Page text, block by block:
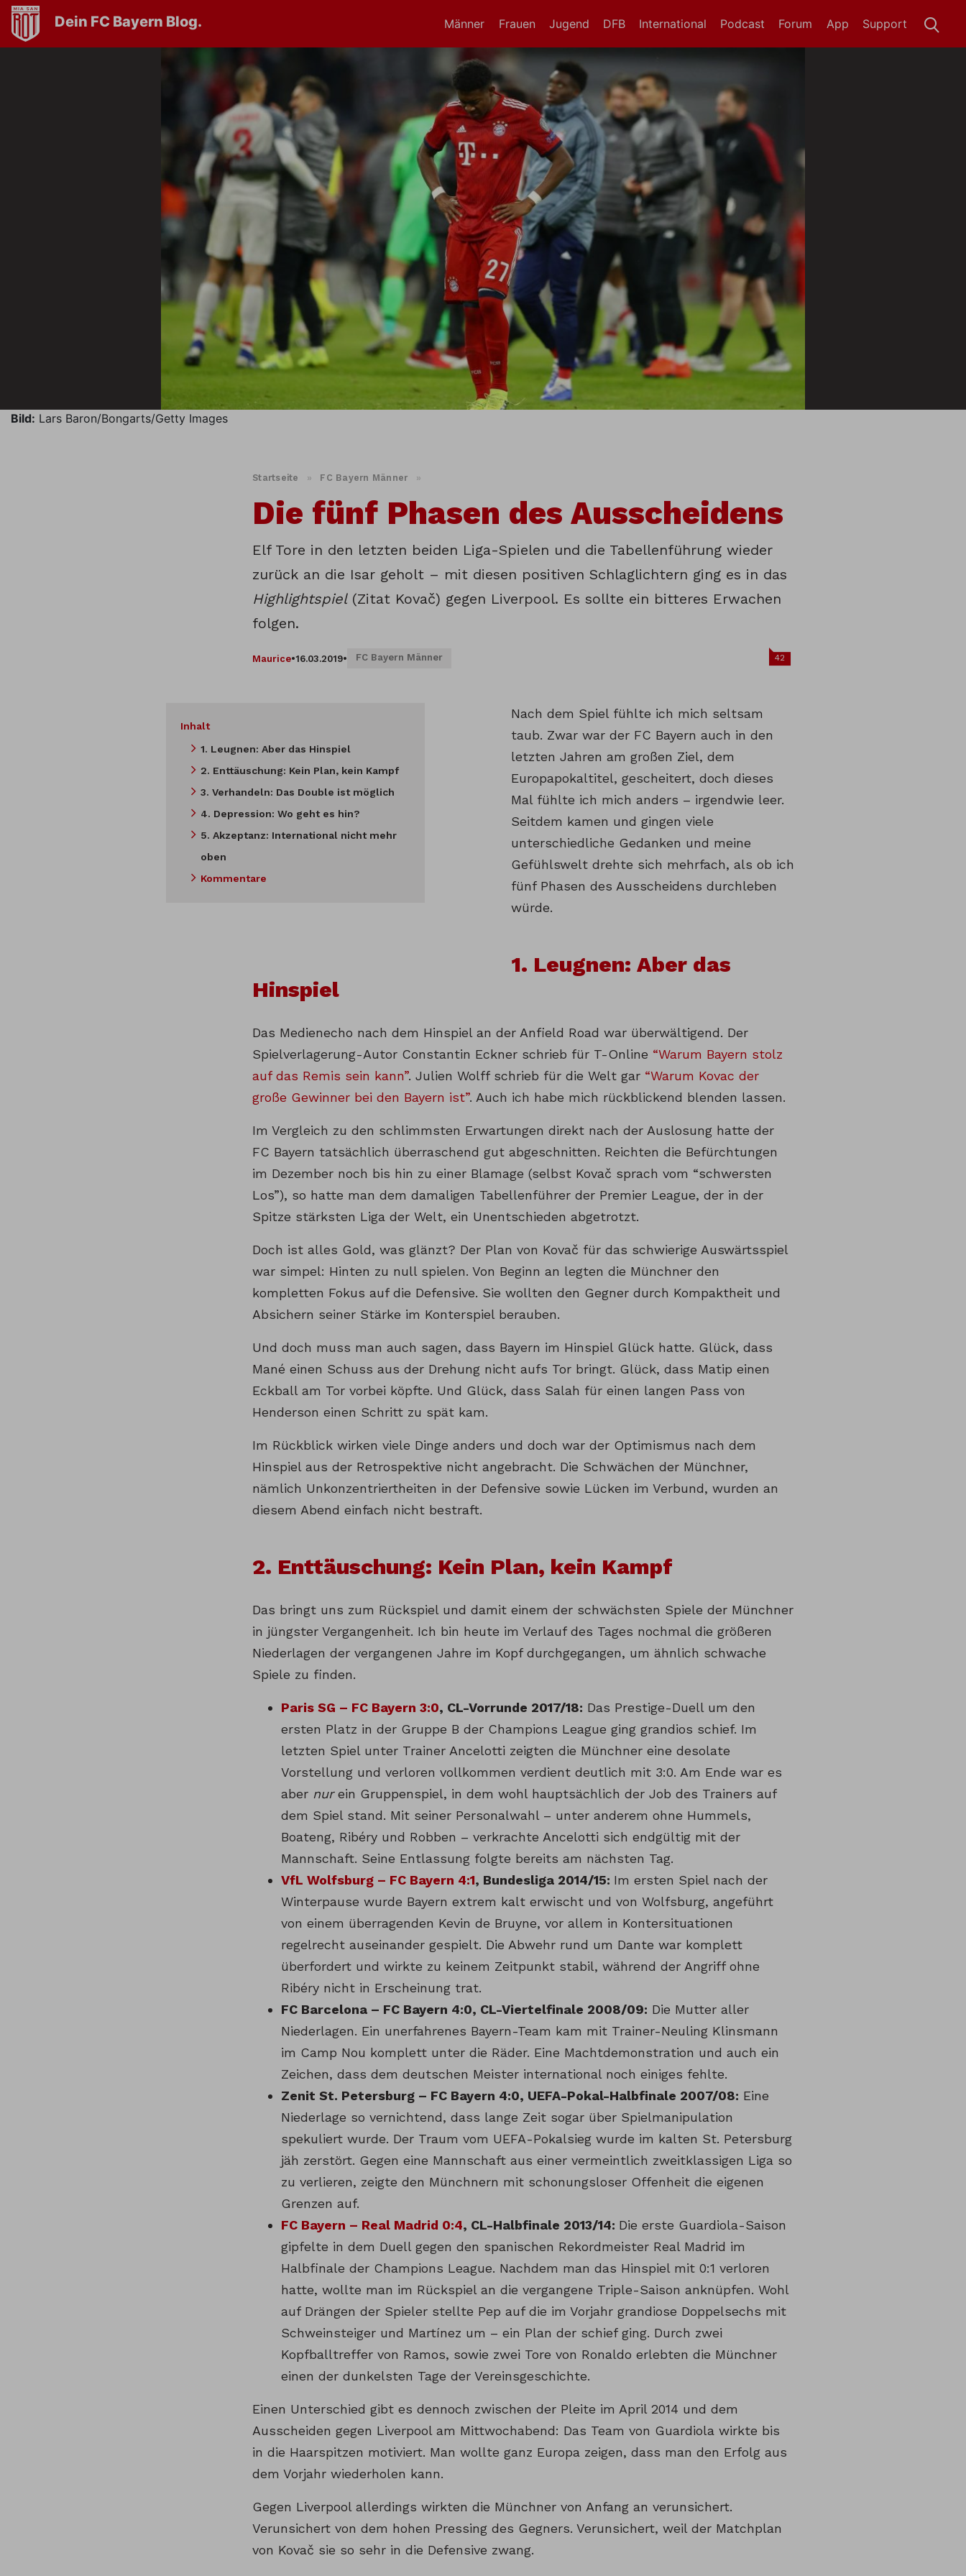
Dein FC Bayern Blog. Männer Frauen Jugend DFB International Support
App
Forum
Podcast
Bild: Lars Baron/Bongarts/Getty Images
Startseite » FC Bayern Männer »
Die fünf Phasen des Ausscheidens
Elf Tore in den letzten beiden Liga-Spielen und die Tabellenführung wieder
zurück an die Isar geholt – mit diesen positiven Schlaglichtern ging es in das
Highlightspiel(Zitat Kovač) gegen Liverpool. Es sollte ein bitteres Erwachen
folgen.
Maurice•16.03.2019• FC Bayern Männer 42
Inhalt
1. Leugnen: Aber das Hinspiel
2. Enttäuschung: Kein Plan, kein Kampf
3. Verhandeln: Das Double ist möglich
4. Depression: Wo geht es hin?
5. Akzeptanz: International nicht mehr
oben
Kommentare
Nach dem Spiel fühlte ich mich seltsam
taub. Zwar war der FC Bayern auch in den
letzten Jahren am großen Ziel, dem
Europapokaltitel, gescheitert, doch dieses
Mal fühlte ich mich anders – irgendwie leer.
Seitdem kamen und gingen viele
unterschiedliche Gedanken und meine
Gefühlswelt drehte sich mehrfach, als ob ich
fünf Phasen des Ausscheidens durchleben
würde.
1. Leugnen: Aber das
Hinspiel
Das Medienecho nach dem Hinspiel an der Anfield Road war überwältigend. Der
Spielverlagerung-Autor Constantin Eckner schrieb für T-Online “Warum Bayern stolz
auf das Remis sein kann”. Julien Wolff schrieb für die Welt gar “Warum Kovac der
große Gewinner bei den Bayern ist”. Auch ich habe mich rückblickend blenden lassen.
Im Vergleich zu den schlimmsten Erwartungen direkt nach der Auslosung hatte der
FC Bayern tatsächlich überraschend gut abgeschnitten. Reichten die Befürchtungen
im Dezember noch bis hin zu einer Blamage (selbst Kovač sprach vom “schwersten
Los”), so hatte man dem damaligen Tabellenführer der Premier League, der in der
Spitze stärksten Liga der Welt, ein Unentschieden abgetrotzt.
Doch ist alles Gold, was glänzt? Der Plan von Kovač für das schwierige Auswärtsspiel
war simpel: Hinten zu null spielen. Von Beginn an legten die Münchner den
kompletten Fokus auf die Defensive. Sie wollten den Gegner durch Kompaktheit und
Absichern seiner Stärke im Konterspiel berauben.
Und doch muss man auch sagen, dass Bayern im Hinspiel Glück hatte. Glück, dass
Mané einen Schuss aus der Drehung nicht aufs Tor bringt. Glück, dass Matip einen
Eckball am Tor vorbei köpfte. Und Glück, dass Salah für einen langen Pass von
Henderson einen Schritt zu spät kam.
Im Rückblick wirken viele Dinge anders und doch war der Optimismus nach dem
Hinspiel aus der Retrospektive nicht angebracht. Die Schwächen der Münchner,
nämlich Unkonzentriertheiten in der Defensive sowie Lücken im Verbund, wurden an
diesem Abend einfach nicht bestraft.
2. Enttäuschung: Kein Plan, kein Kampf
Das bringt uns zum Rückspiel und damit einem der schwächsten Spiele der Münchner
in jüngster Vergangenheit. Ich bin heute im Verlauf des Tages nochmal die größeren
Niederlagen der vergangenen Jahre im Kopf durchgegangen, um ähnlich schwache
Spiele zu finden.
Paris SG – FC Bayern 3:0, CL-Vorrunde 2017/18: Das Prestige-Duell um den
ersten Platz in der Gruppe B der Champions League ging grandios schief. Im
letzten Spiel unter Trainer Ancelotti zeigten die Münchner eine desolate
Vorstellung und verloren vollkommen verdient deutlich mit 3:0. Am Ende war es
aber nurein Gruppenspiel, in dem wohl hauptsächlich der Job des Trainers auf
dem Spiel stand. Mit seiner Personalwahl – unter anderem ohne Hummels,
Boateng, Ribéry und Robben – verkrachte Ancelotti sich endgültig mit der
Mannschaft. Seine Entlassung folgte bereits am nächsten Tag.
VfL Wolfsburg – FC Bayern 4:1, Bundesliga 2014/15: Im ersten Spiel nach der
Winterpause wurde Bayern extrem kalt erwischt und von Wolfsburg, angeführt
von einem überragenden Kevin de Bruyne, vor allem in Kontersituationen
regelrecht auseinander gespielt. Die Abwehr rund um Dante war komplett
überfordert und wirkte zu keinem Zeitpunkt stabil, während der Angriff ohne
Ribéry nicht in Erscheinung trat.
FC Barcelona – FC Bayern 4:0, CL-Viertelfinale 2008/09: Die Mutter aller
Niederlagen. Ein unerfahrenes Bayern-Team kam mit Trainer-Neuling Klinsmann
im Camp Nou komplett unter die Räder. Eine Machtdemonstration und auch ein
Zeichen, dass dem deutschen Meister international noch einiges fehlte.
Zenit St. Petersburg – FC Bayern 4:0, UEFA-Pokal-Halbfinale 2007/08: Eine
Niederlage so vernichtend, dass lange Zeit sogar über Spielmanipulation
spekuliert wurde. Der Traum vom UEFA-Pokalsieg wurde im kalten St. Petersburg
jäh zerstört. Gegen eine Mannschaft aus einer vermeintlich zweitklassigen Liga so
zu verlieren, zeigte den Münchnern mit schonungsloser Offenheit die eigenen
Grenzen auf.
FC Bayern – Real Madrid 0:4, CL-Halbfinale 2013/14: Die erste Guardiola-Saison
gipfelte in dem Duell gegen den spanischen Rekordmeister Real Madrid im
Halbfinale der Champions League. Nachdem man das Hinspiel mit 0:1 verloren
hatte, wollte man im Rückspiel an die vergangene Triple-Saison anknüpfen. Wohl
auf Drängen der Spieler stellte Pep auf die im Vorjahr grandiose Doppelsechs mit
Schweinsteiger und Martínez um – ein Plan der schief ging. Durch zwei
Kopfballtreffer von Ramos, sowie zwei Tore von Ronaldo erlebten die Münchner
einen der dunkelsten Tage der Vereinsgeschichte.
Einen Unterschied gibt es dennoch zwischen der Pleite im April 2014 und dem
Ausscheiden gegen Liverpool am Mittwochabend: Das Team von Guardiola wirkte bis
in die Haarspitzen motiviert. Man wollte ganz Europa zeigen, dass man den Erfolg aus
dem Vorjahr wiederholen kann.
Gegen Liverpool allerdings wirkten die Münchner von Anfang an verunsichert.
Verunsichert von dem hohen Pressing des Gegners. Verunsichert, weil der Matchplan
von Kovač sie so sehr in die Defensive zwang.